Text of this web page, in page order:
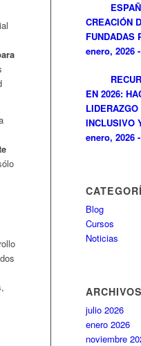
CREACIÓN
FUNDADAS
enero, 2026
EN 2026:
INCLUSIVO
enero, 2026
Blog
Cursos
Noticias
ARCHIVOS
julio 2026
enero 2026
noviembre